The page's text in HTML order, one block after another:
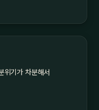
위기가 차분해서